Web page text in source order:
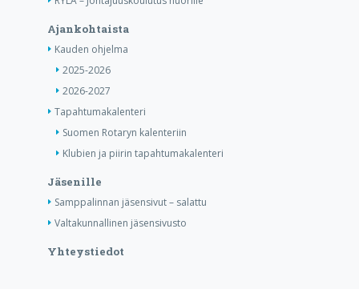
Ajankohtaista
Kauden ohjelma
2025-2026
2026-2027
Tapahtumakalenteri
Suomen Rotaryn kalenteriin
Klubien ja piirin tapahtumakalenteri
Jäsenille
Samppalinnan jäsensivut – salattu
Valtakunnallinen jäsensivusto
Yhteystiedot